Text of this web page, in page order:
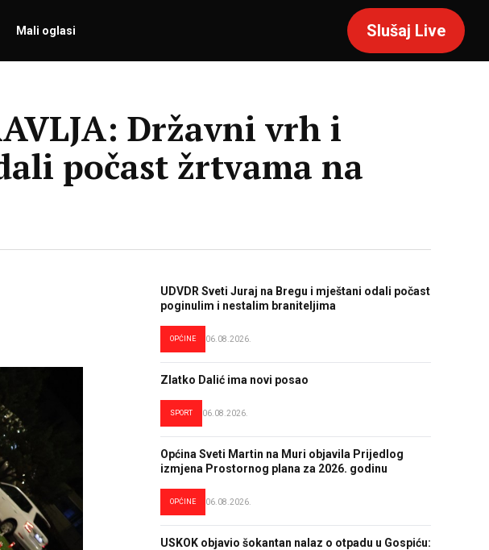
Mali oglasi Slušaj Live
Državni vrh i
počast žrtvama na
UDVDR Sveti Juraj na Bregu i mještani odali počast
poginulim i nestalim braniteljima
OPĆINE 06.08.2026.
Zlatko Dalić ima novi posao
SPORT 06.08.2026.
Općina Sveti Martin na Muri objavila Prijedlog
izmjena Prostornog plana za 2026. godinu
OPĆINE 06.08.2026.
USKOK objavio šokantan nalaz o otpadu u Gospiću: